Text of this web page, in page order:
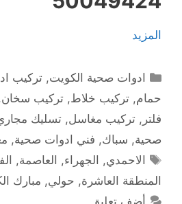
المزيد
التصنيفات
ادوات صحية الكويت,تركيب
حمام, تركيب خلاط, تركيب سخان
فلتر , تركيب مغاسل, تسليك
صحية, سباك, فني ادوات صحية,
الوسوم
الاحمدي, الجهراء, العاصمة,
المنطقة العاشرة, حولي, مبارك
أضف تعليق